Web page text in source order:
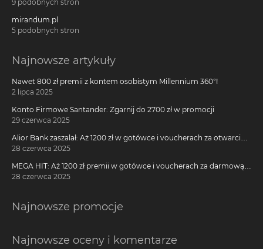
9 podobnych stron
mirandum.pl
5 podobnych stron
Najnowsze artykuły
Nawet 800 zł premii z kontem osobistym Millennium 360°!
2 lipca 2025
Konto Firmowe Santander: Zgarnij do 2700 zł w promocji
29 czerwca 2025
Alior Bank zaszalał: Aż 1200 zł w gotówce i voucherach za otwarcie
darmowego konta!
28 czerwca 2025
MEGA HIT: Aż 1200 zł premii w gotówce i voucherach za darmową
kartę kredytową Citi Simplicity
28 czerwca 2025
Najnowsze promocje
Najnowsze oceny i komentarze